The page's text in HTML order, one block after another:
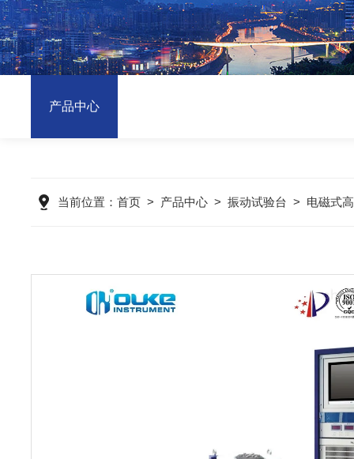
产品中心
当前位置： 首页 > 产品中心 > 振动试验台 > 电磁式